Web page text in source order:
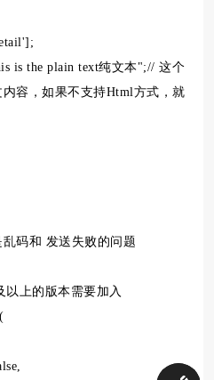
the plain text纯文本";// 这个
容，如果不支持Html方式，就
码和 发送失败的问题
以上的版本需要加入